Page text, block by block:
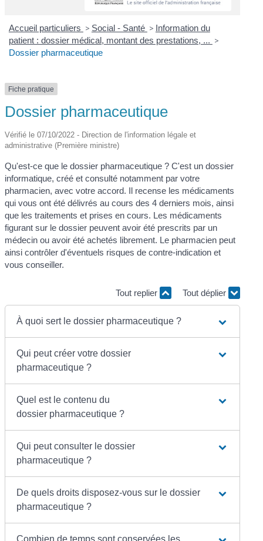
Accueil particuliers > Social - Santé > Information du
patient : dossier médical, montant des prestations, ... >
Dossier pharmaceutique
Fiche pratique
Dossier pharmaceutique
Vérifié le 07/10/2022 - Direction de l'information légale et
administrative (Première ministre)
Qu'est-ce que le dossier pharmaceutique ? C'est un dossier
informatique, créé et consulté notamment par votre
pharmacien, avec votre accord. Il recense les médicaments
qui vous ont été délivrés au cours des 4 derniers mois, ainsi
que les traitements et prises en cours. Les médicaments
figurant sur le dossier peuvent avoir été prescrits par un
médecin ou avoir été achetés librement. Le pharmacien peut
ainsi contrôler d'éventuels risques de contre-indication et
vous conseiller.
Tout replier Tout déplier
À quoi sert le dossier pharmaceutique ?
Qui peut créer votre dossier
pharmaceutique ?
Quel est le contenu du
dossier pharmaceutique ?
Qui peut consulter le dossier
pharmaceutique ?
De quels droits disposez-vous sur le dossier
pharmaceutique ?
Combien de temps sont conservées les